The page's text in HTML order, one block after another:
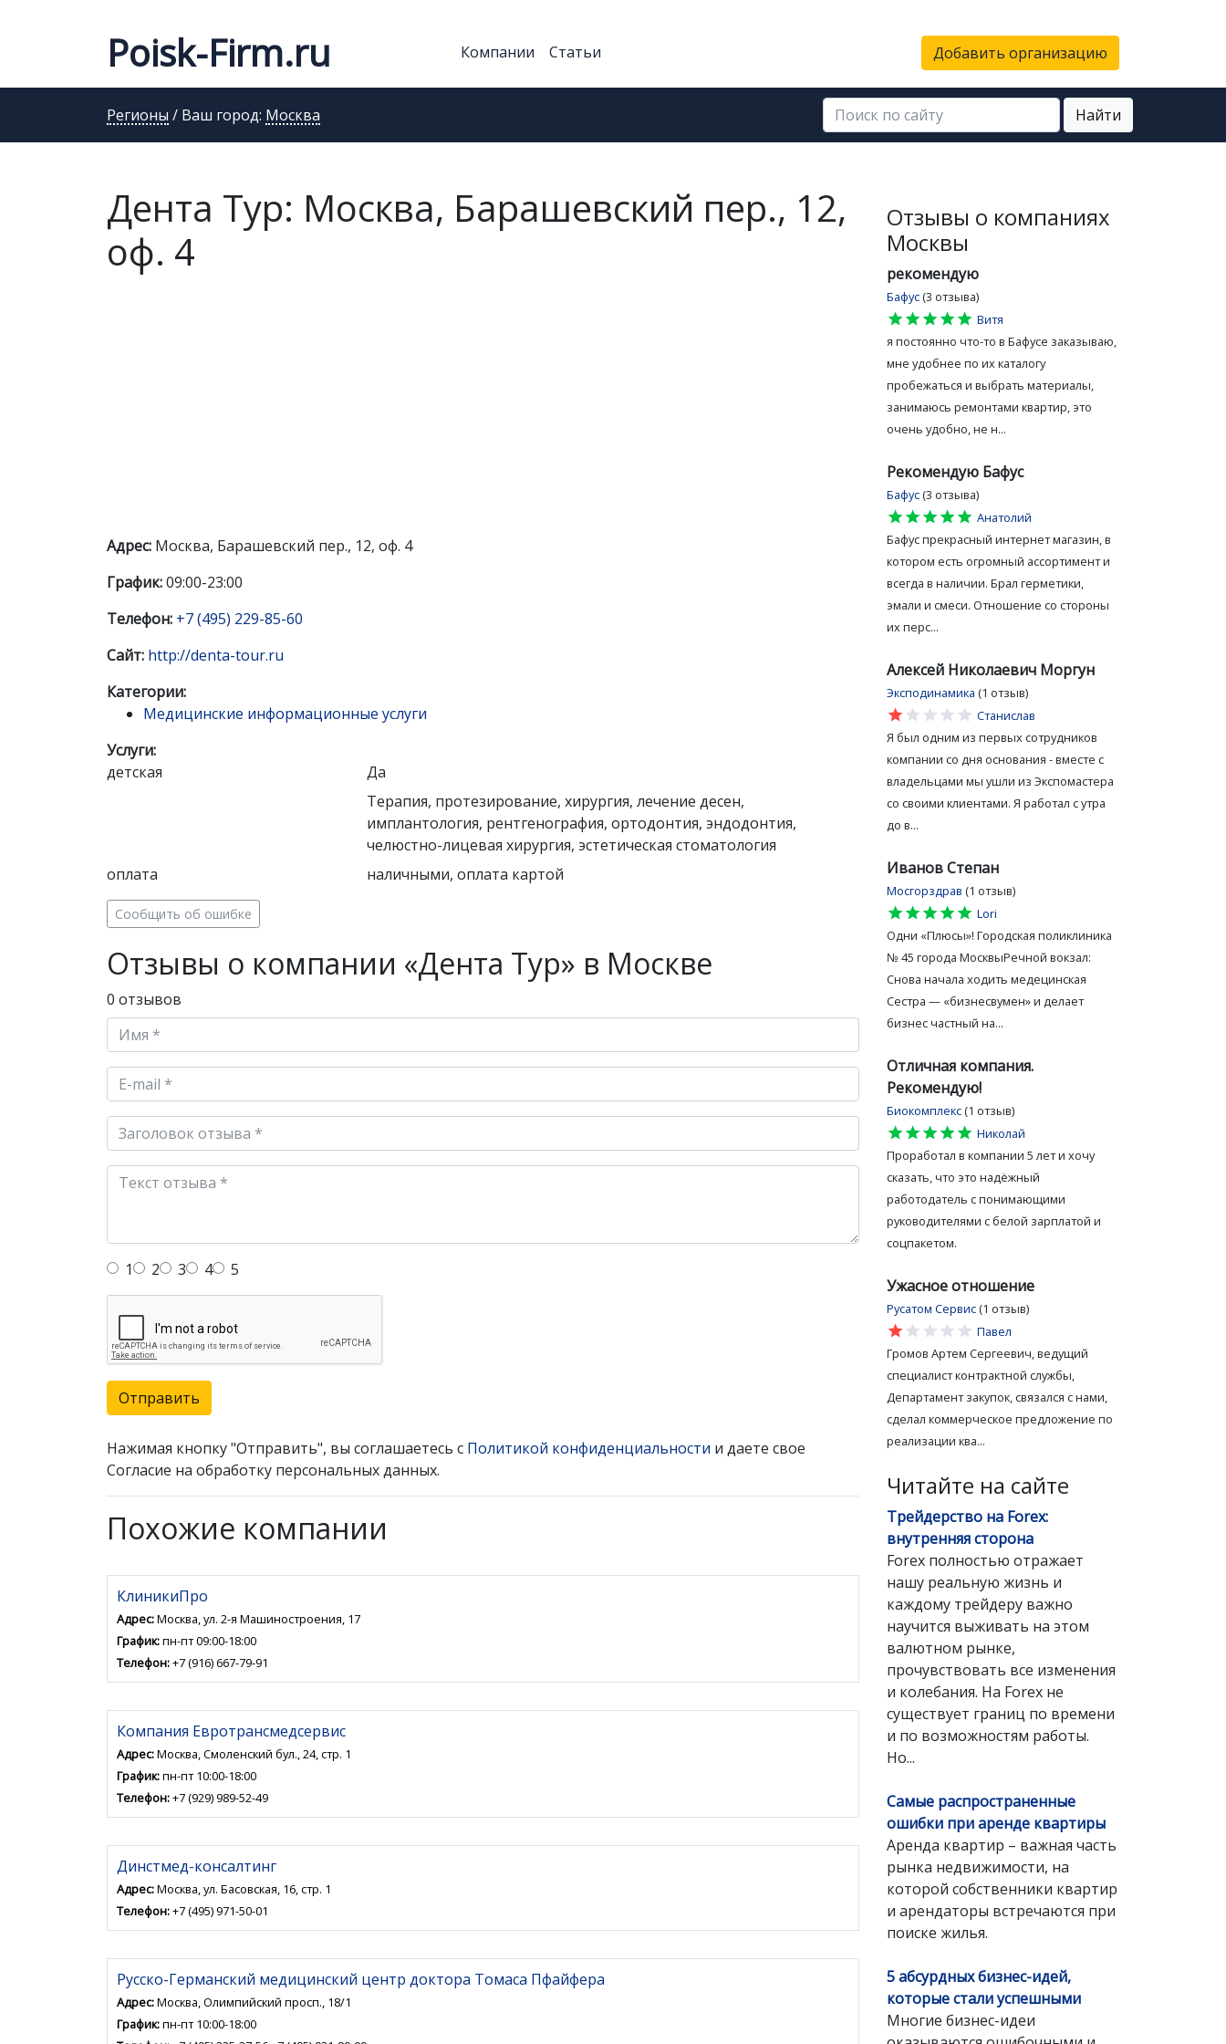
Poisk-Firm.ru Компании Статьи Добавить организацию
Регионы / Ваш город: Москва Найти
Дента Тур: Москва, Барашевский пер., 12,
оф. 4
Адрес: Москва, Барашевский пер., 12, оф. 4
График:09:00-23:00
Телефон: +7 (495) 229-85-60
Сайт: http://denta-tour.ru
Категории:
Медицинские информационные услуги
Услуги:
детская
Да
Терапия, протезирование, хирургия, лечение десен,
имплантология, рентгенография, ортодонтия, эндодонтия,
челюстно-лицевая хирургия, эстетическая стоматология
оплата
наличными, оплата картой
Сообщить об ошибке
Отзывы о компании «Дента Тур» в Москве
0 отзывов
1 2 3 4 5
Отправить
Нажимая кнопку "Отправить", вы соглашаетесь с Политикой конфиденциальности и даете свое
Согласие на обработку персональных данных.
Похожие компании
КлиникиПро
Адрес:Москва, ул. 2-я Машиностроения, 17
График:пн-пт 09:00-18:00
Телефон:+7 (916) 667-79-91
Компания Евротрансмедсервис
Адрес:Москва, Смоленский бул., 24, стр. 1
График:пн-пт 10:00-18:00
Телефон:+7 (929) 989-52-49
Динстмед-консалтинг
Адрес:Москва, ул. Басовская, 16, стр. 1
Телефон:+7 (495) 971-50-01
Русско-Германский медицинский центр доктора Томаса Пфайфера
Адрес:Москва, Олимпийский просп., 18/1
График:пн-пт 10:00-18:00
Отзывы о компаниях
Москвы
рекомендую
Бафус (3 отзыва)
star
star
star
star
star
Витя
я постоянно что-то в Бафусе заказываю,
мне удобнее по их каталогу
пробежаться и выбрать материалы,
занимаюсь ремонтами квартир, это
очень удобно, не н...
Рекомендую Бафус
Бафус (3 отзыва)
star
star
star
star
star
Анатолий
Бафус прекрасный интернет магазин, в
котором есть огромный ассортимент и
всегда в наличии. Брал герметики,
эмали и смеси. Отношение со стороны
их перс...
Алексей Николаевич Моргун
Эксподинамика (1 отзыв)
star
star
star
star
star
Станислав
Я был одним из первых сотрудников
компании со дня основания - вместе с
владельцами мы ушли из Экспомастера
со своими клиентами. Я работал с утра
до в...
Иванов Степан
Мосгорздрав (1 отзыв)
star
star
star
star
star
Lori
Одни «Плюсы»! Городская поликлиника
№ 45 города МосквыРечной вокзал:
Снова начала ходить медецинская
Сестра — «бизнесвумен» и делает
бизнес частный на...
Отличная компания.
Рекомендую!
Биокомплекс (1 отзыв)
star
star
star
star
star
Николай
Проработал в компании 5 лет и хочу
сказать, что это надёжный
работодатель с понимающими
руководителями с белой зарплатой и
соцпакетом.
Ужасное отношение
Русатом Сервис (1 отзыв)
star
star
star
star
star
Павел
Громов Артем Сергеевич, ведущий
специалист контрактной службы,
Департамент закупок, связался с нами,
сделал коммерческое предложение по
реализации ква...
Читайте на сайте
Трейдерство на Forex:
внутренняя сторона
Forex полностью отражает
нашу реальную жизнь и
каждому трейдеру важно
научится выживать на этом
валютном рынке,
прочувствовать все изменения
и колебания. На Forex не
существует границ по времени
и по возможностям работы.
Но...
Самые распространенные
ошибки при аренде квартиры
Аренда квартир – важная часть
рынка недвижимости, на
которой собственники квартир
и арендаторы встречаются при
поиске жилья.
5 абсурдных бизнес-идей,
которые стали успешными
Многие бизнес-идеи